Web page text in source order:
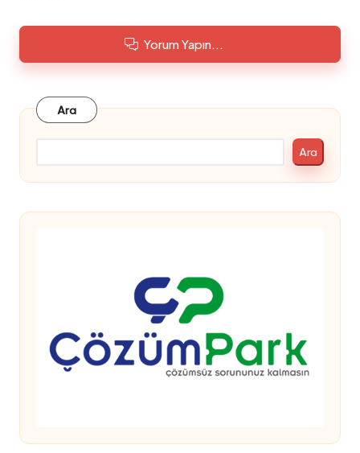
Yorum Yapın...
Ara
Ara